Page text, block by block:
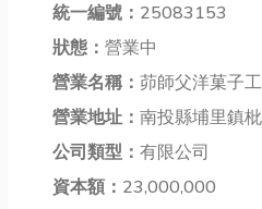
就來分享防水
抓漏這項技
分享嘉義防水
抓漏推薦店
家，如果你也
就趕緊來看看
線、對自
彩，創
個個令
的空間。
的浪漫氛
統一編號： 25083153
狀態： 營業中
營業名稱： 茆師父洋菓子
營業地址： 南投縣埔里鎮
公司類型： 有限公司
資本額： 23,000,000